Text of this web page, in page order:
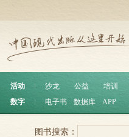
活动 沙龙 公益
培训
数字
电子书 数据库 APP
图书搜索：